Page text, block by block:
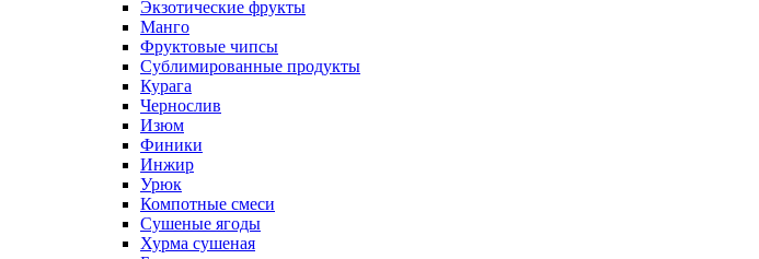
Экзотические фрукты
Манго
Фруктовые чипсы
Сублимированные продукты
Курага
Чернослив
Изюм
Финики
Инжир
Урюк
Компотные смеси
Сушеные ягоды
Хурма сушеная